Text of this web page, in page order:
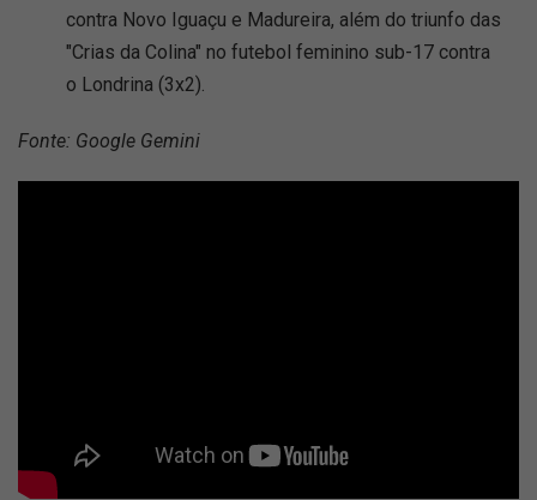
contra Novo Iguaçu e Madureira, além do triunfo das
"Crias da Colina" no futebol feminino sub-17 contra
o Londrina (3x2).
Fonte: Google Gemini